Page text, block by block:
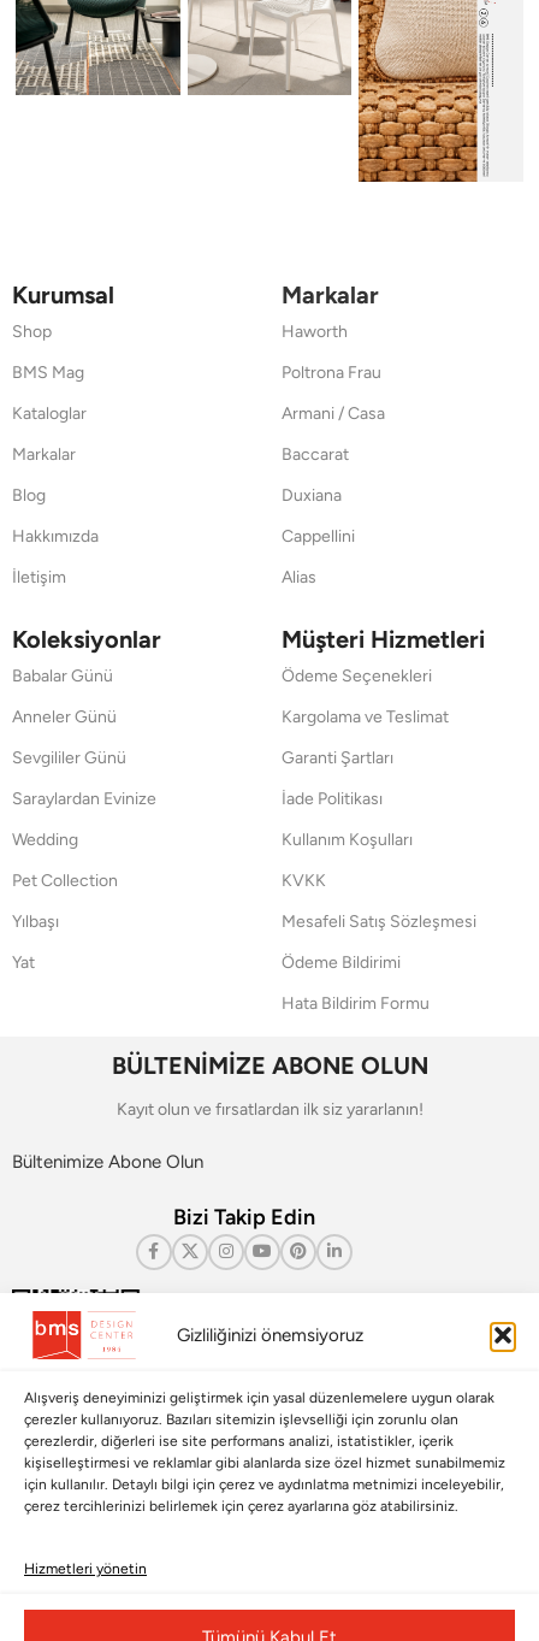
Gizliliğinizi önemsiyoruz
Alışveriş deneyiminizi geliştirmek için yasal düzenlemelere uygun olarak
çerezler kullanıyoruz. Bazıları sitemizin işlevselliği için zorunlu olan
çerezlerdir, diğerleri ise site performans analizi, istatistikler, içerik
kişiselleştirmesi ve reklamlar gibi alanlarda size özel hizmet sunabilmemiz
için kullanılır. Detaylı bilgi için çerez ve aydınlatma metnimizi inceleyebilir,
çerez tercihlerinizi belirlemek için çerez ayarlarına göz atabilirsiniz.
Hizmetleri yönetin
Kurumsal
Shop
BMS Mag
Kataloglar
Markalar
Blog
Hakkımızda
İletişim
Markalar
Haworth
Poltrona Frau
Armani / Casa
Baccarat
Duxiana
Cappellini
Alias
Koleksiyonlar
Babalar Günü
Anneler Günü
Sevgililer Günü
Saraylardan Evinize
Wedding
Pet Collection
Yılbaşı
Yat
Müşteri Hizmetleri
Ödeme Seçenekleri
Kargolama ve Teslimat
Garanti Şartları
İade Politikası
Kullanım Koşulları
KVKK
Mesafeli Satış Sözleşmesi
Ödeme Bildirimi
Hata Bildirim Formu
BÜLTENİMİZE ABONE OLUN
Kayıt olun ve fırsatlardan ilk siz yararlanın!
Bültenimize Abone Olun
Bizi Takip Edin
Çerez Yönetim Paneli